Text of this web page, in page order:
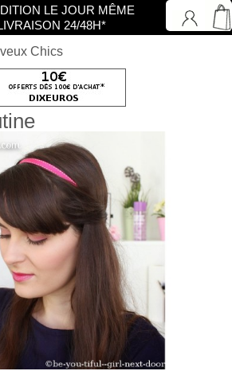
Chics
LE JOUR MÊME
24/48H*